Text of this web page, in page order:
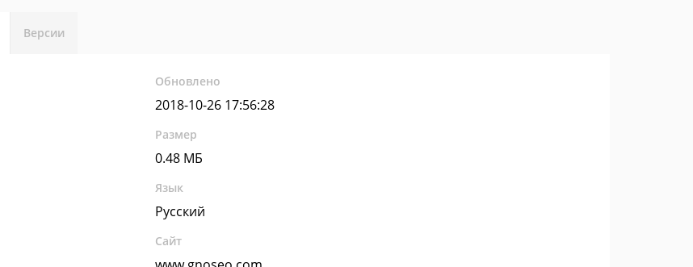
Версии
Обновлено
2018-10-26 17:56:28
Размер
0.48 МБ
Язык
Русский
Сайт